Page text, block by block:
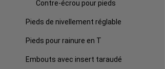
Contre-écrou pour pieds
Pieds de nivellement réglable
Pieds pour rainure en T
Embouts avec insert taraudé